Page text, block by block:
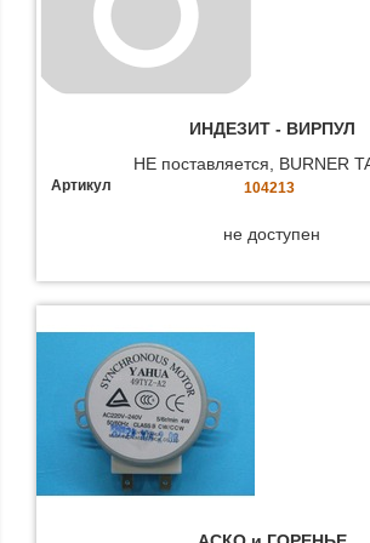
ИНДЕЗИТ - BИРПУЛ
НЕ поставляется, BURNER
Артикул 104213
не доступен